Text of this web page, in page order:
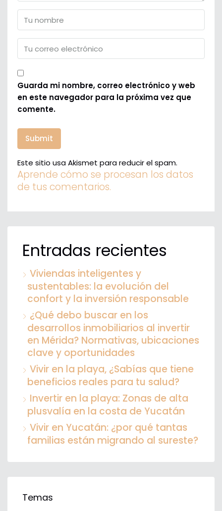
Guarda mi nombre, correo electrónico y web
en este navegador para la próxima vez que
comente.
Este sitio usa Akismet para reducir el spam.
Aprende cómo se procesan los datos
de tus comentarios.
Entradas recientes
Viviendas inteligentes y
sustentables: la evolución del
confort y la inversión responsable
¿Qué debo buscar en los
desarrollos inmobiliarios al invertir
en Mérida? Normativas, ubicaciones
clave y oportunidades
Vivir en la playa, ¿Sabías que tiene
beneficios reales para tu salud?
Invertir en la playa: Zonas de alta
plusvalía en la costa de Yucatán
Vivir en Yucatán: ¿por qué tantas
familias están migrando al sureste?
Temas